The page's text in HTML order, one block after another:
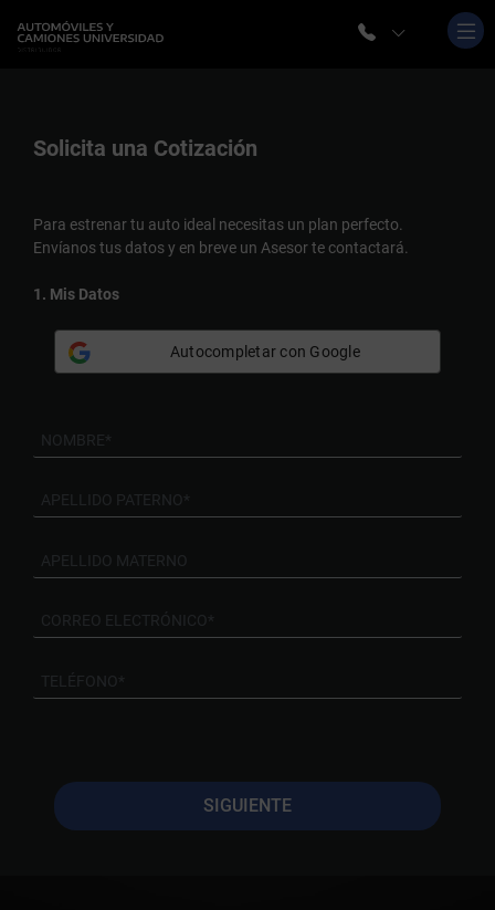
Solicita una Cotización
Para estrenar tu auto ideal necesitas un plan perfecto.
Envíanos tus datos y en breve un Asesor te contactará.
1. Mis Datos
Autocompletar con Google
SIGUIENTE